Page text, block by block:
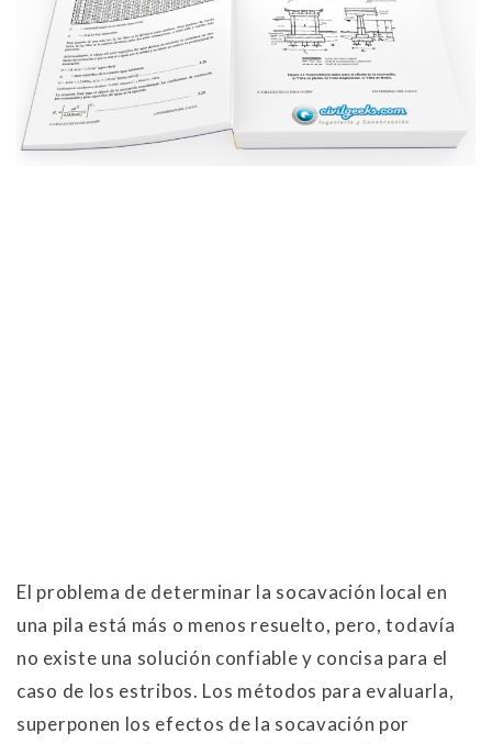
El problema de determinar la socavación local en
una pila está más o menos resuelto, pero, todavía
no existe una solución confiable y concisa para el
caso de los estribos. Los métodos para evaluarla,
superponen los efectos de la socavación por